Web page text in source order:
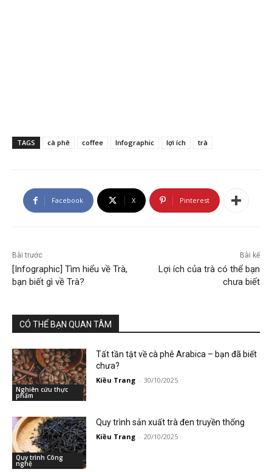
TAGS cà phê coffee Infographic lợi ích trà
Facebook X Pinterest
Bài trước
[Infographic] Tìm hiểu về Trà,
bạn biết gì về Trà?
Bài kế
Lợi ích của trà có thể bạn
chưa biết
CÓ THỂ BẠN QUAN TÂM
Nghiên cứu thực
phẩm
Tất tần tật về cà phê Arabica – bạn đã biết
chưa?
Kiều Trang - 30/10/2025
Quy trình Công
nghệ
Quy trình sản xuất trà đen truyền thống
Kiều Trang - 20/10/2025